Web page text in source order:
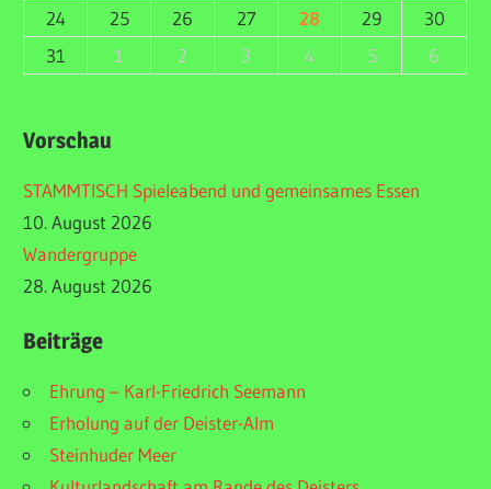
24
25 26 27 28 29
30
31
1 2 3 4 5 6
Vorschau
STAMMTISCH Spieleabend und gemeinsames Essen
10. August 2026
Wandergruppe
28. August 2026
Beiträge
Ehrung – Karl-Friedrich Seemann
Erholung auf der Deister-Alm
Steinhuder Meer